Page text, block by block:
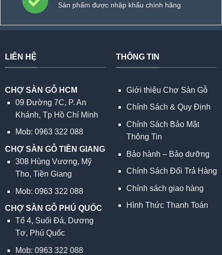
Sản phẩm được nhập khẩu chính hãng
LIÊN HỆ
CHỢ SÀN GỖ HCM
09 Đường 7C, P. An
Khánh, Tp Hồ Chí Minh
Mob: 0963 322 088
CHỢ SÀN GỖ TIỀN GIANG
308 Hùng Vương, Mỹ
Tho, Tiền Giang
Mob: 0963 322 088
CHỢ SÀN GỖ PHÚ QUỐC
Tổ 4, Suối Đá, Dương
Tơ, Phú Quốc
Mob: 0963 322 088
THÔNG TIN
Giới thiệu Chợ Sàn Gỗ
Chính Sách & Quy Định
Chính Sách Bảo Mật
Thông Tin
Bảo hành – Bảo dưỡng
Chính Sách Đổi Trả Hàng
Chính sách giao hàng
Hình Thức Thanh Toán